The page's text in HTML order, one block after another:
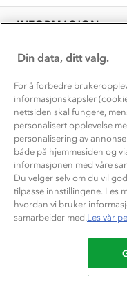
Elisabeth
G.
Apr
2024
INFORMASJON
Presse
OM OSS
Samarbeide med
TIPS OG RÅD
Store størrelser
Turmat oppskrifter
Beredskap
AKTIVITETER
Overnatte
Leirskole 🥾
Barnehageansatt
Tips til hyttetur
Du
Din data, ditt valg.
For å forbedre
informasjonskapsler
nettsiden skal fungere,
personalisert opplevelse
personalisering av
både på hjemmesiden og
informasjonen med våre
Du velger selv om du vil
tilpasse innstillingene. Les
hvordan vi bruker
samarbeider med.Les vår